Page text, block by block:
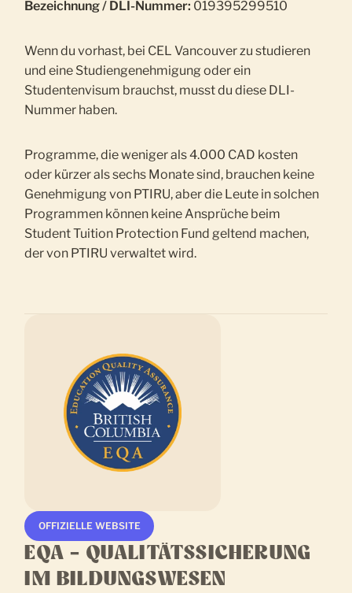
Bezeichnung / DLI-Nummer: 019395299510
Wenn du vorhast, bei CEL Vancouver zu studieren
und eine Studiengenehmigung oder ein
Studentenvisum brauchst, musst du diese DLI-
Nummer haben.
Programme, die weniger als 4.000 CAD kosten
oder kürzer als sechs Monate sind, brauchen keine
Genehmigung von PTIRU, aber die Leute in solchen
Programmen können keine Ansprüche beim
Student Tuition Protection Fund geltend machen,
der von PTIRU verwaltet wird.
OFFIZIELLE WEBSITE
EQA – QUALITÄTSSICHERUNG
IM BILDUNGSWESEN